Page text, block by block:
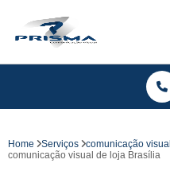
Home Serviços comunicação visual
comunicação visual de loja Brasília